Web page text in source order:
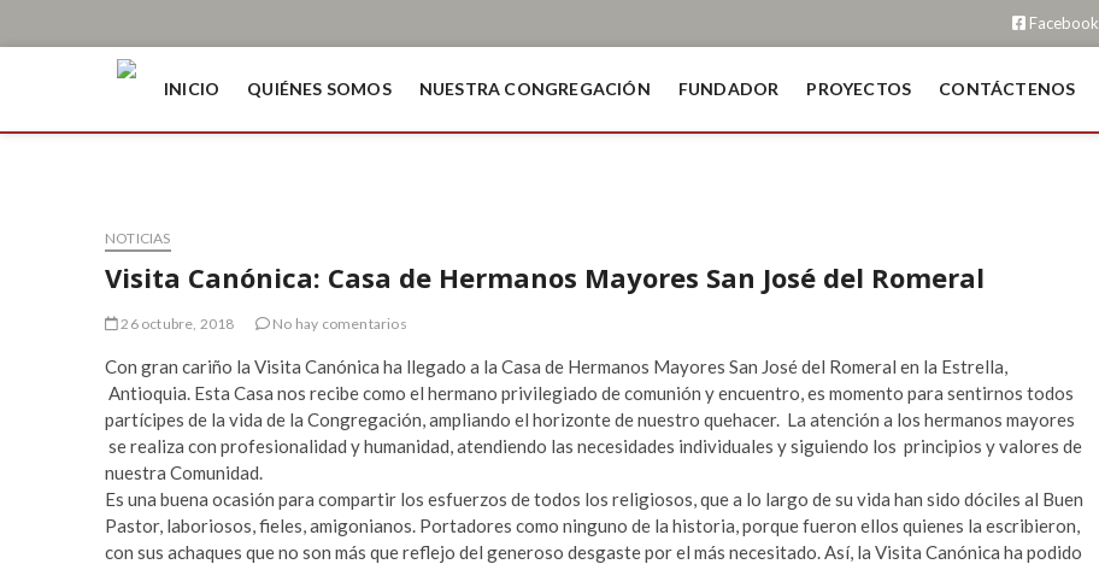
Facebook
INICIO QUIÉNES SOMOS NUESTRA CONGREGACIÓN FUNDADOR PROYECTOS CONTÁCTENOS
NOTICIAS
Visita Canónica: Casa de Hermanos Mayores San José del Romeral
26 octubre, 2018 No hay comentarios
Con gran cariño la Visita Canónica ha llegado a la Casa de Hermanos Mayores San José del Romeral en la Estrella,
Antioquia. Esta Casa nos recibe como el hermano privilegiado de comunión y encuentro, es momento para sentirnos todos
partícipes de la vida de la Congregación, ampliando el horizonte de nuestro quehacer. La atención a los hermanos mayores
se realiza con profesionalidad y humanidad, atendiendo las necesidades individuales y siguiendo los principios y valores de
nuestra Comunidad.
Es una buena ocasión para compartir los esfuerzos de todos los religiosos, que a lo largo de su vida han sido dóciles al Buen
Pastor, laboriosos, fieles, amigonianos. Portadores como ninguno de la historia, porque fueron ellos quienes la escribieron,
con sus achaques que no son más que reflejo del generoso desgaste por el más necesitado. Así, la Visita Canónica ha podido